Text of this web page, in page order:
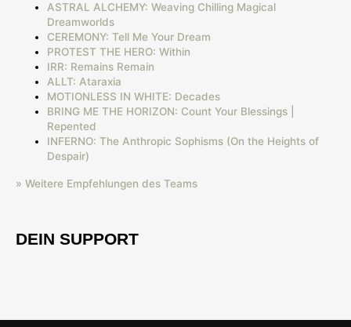
ASTRAL ALCHEMY: Weaving Chilling Magical
Dreamworlds
CEREMONY: Tell Me Your Dream
PROTEST THE HERO: Within
IRR: Remains Remain
ALLT: Ataraxia
MOTIONLESS IN WHITE: Decades
BRING ME THE HORIZON: Count Your Blessings |
Repented
INFERNO: The Anthropic Sophisms (On the Heights of
Despair)
» Weitere Empfehlungen des Teams
DEIN SUPPORT